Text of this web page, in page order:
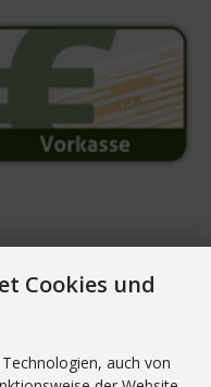
Cookies und
auch von